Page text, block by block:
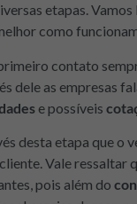
etapas.
como
contato
dele as empresas
e possíveis
desta etapa que o
Vale ressaltar
pois além do